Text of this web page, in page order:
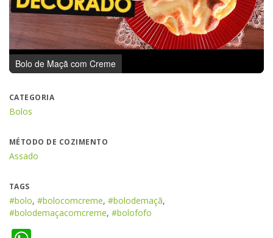
Bolo de Maçã com Creme
CATEGORIA
Bolos
MÉTODO DE COZIMENTO
Assado
TAGS
#bolo, #bolocomcreme, #bolodemaçã,
#bolodemaçacomcreme, #bolofofo